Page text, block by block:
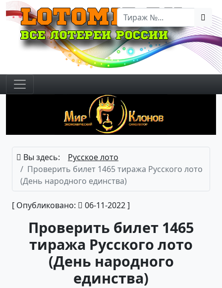
Вы здесь:
Русское лото
Проверить билет 1465 тиража Русского лото
(День народного единства)
[ Опубликовано: 06-11-2022 ]
Проверить билет 1465
тиража Русского лото
(День народного
единства)